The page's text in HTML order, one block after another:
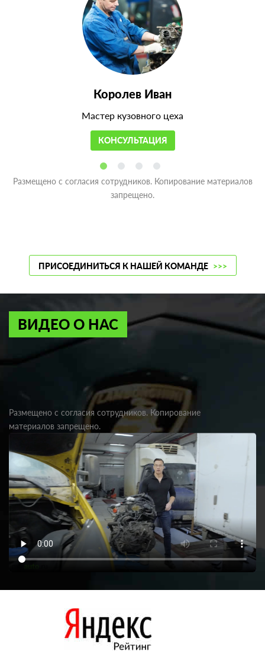
Королев Иван
Мастер кузовного цеха
КОНСУЛЬТАЦИЯ
Размещено с согласия сотрудников. Копирование материалов
запрещено.
ПРИСОЕДИНИТЬСЯ К НАШЕЙ КОМАНДЕ >>>
ВИДЕО О НАС
Размещено с согласия сотрудников. Копирование
материалов запрещено.